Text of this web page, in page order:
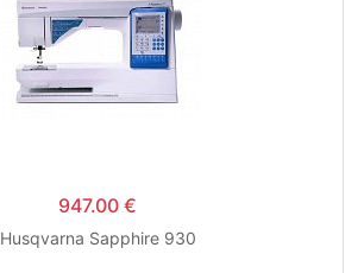
947.00 €
Husqvarna Sapphire 930